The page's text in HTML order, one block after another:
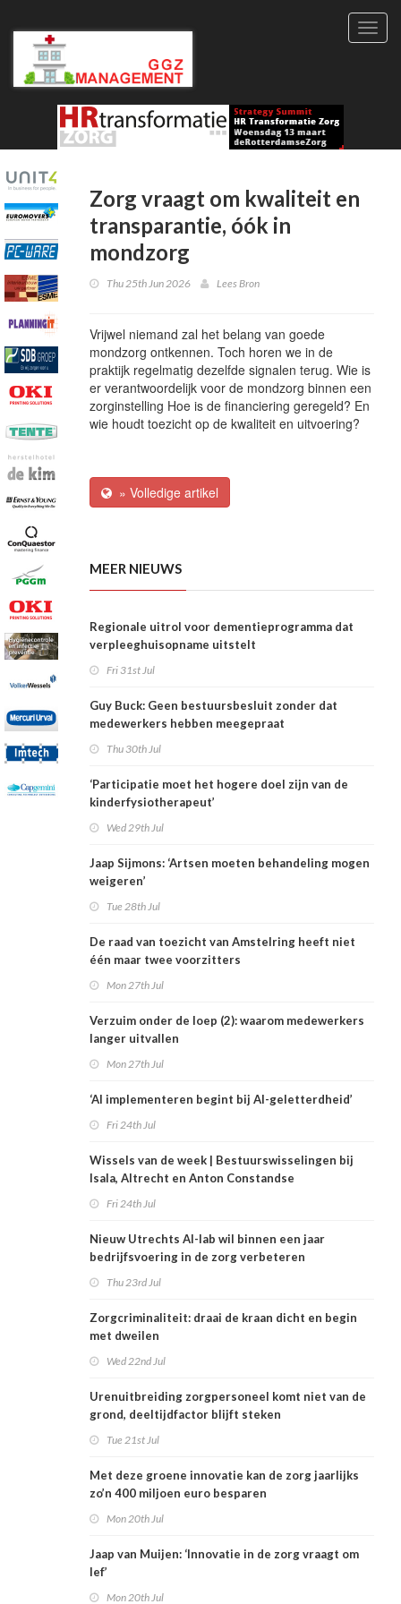
Zorg vraagt om kwaliteit en
transparantie, óók in
mondzorg
Thu 25th Jun 2026 Lees Bron
Vrijwel niemand zal het belang van goede
mondzorg ontkennen. Toch horen we in de
praktijk regelmatig dezelfde signalen terug. Wie is
er verantwoordelijk voor de mondzorg binnen een
zorginstelling Hoe is de financiering geregeld? En
wie houdt toezicht op de kwaliteit en uitvoering?
» Volledige artikel
MEER NIEUWS
Regionale uitrol voor dementieprogramma dat
verpleeghuisopname uitstelt
Fri 31st Jul
Guy Buck: Geen bestuursbesluit zonder dat
medewerkers hebben meegepraat
Thu 30th Jul
‘Participatie moet het hogere doel zijn van de
kinderfysiotherapeut’
Wed 29th Jul
Jaap Sijmons: ‘Artsen moeten behandeling mogen
weigeren’
Tue 28th Jul
De raad van toezicht van Amstelring heeft niet
één maar twee voorzitters
Mon 27th Jul
Verzuim onder de loep (2): waarom medewerkers
langer uitvallen
Mon 27th Jul
‘AI implementeren begint bij AI-geletterdheid’
Fri 24th Jul
Wissels van de week | Bestuurswisselingen bij
Isala, Altrecht en Anton Constandse
Fri 24th Jul
Nieuw Utrechts AI-lab wil binnen een jaar
bedrijfsvoering in de zorg verbeteren
Thu 23rd Jul
Zorgcriminaliteit: draai de kraan dicht en begin
met dweilen
Wed 22nd Jul
Urenuitbreiding zorgpersoneel komt niet van de
grond, deeltijdfactor blijft steken
Tue 21st Jul
Met deze groene innovatie kan de zorg jaarlijks
zo’n 400 miljoen euro besparen
Mon 20th Jul
Jaap van Muijen: ‘Innovatie in de zorg vraagt om
lef’
Mon 20th Jul